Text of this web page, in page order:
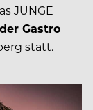
JUNGE
Gastro
statt.